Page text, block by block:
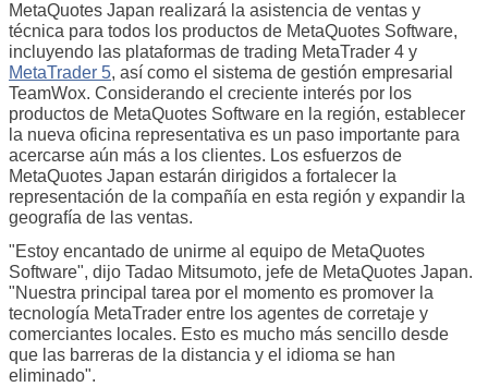
MetaQuotes Japan realizará la asistencia de ventas y
técnica para todos los productos de MetaQuotes Software,
incluyendo las plataformas de trading MetaTrader 4 y
MetaTrader 5, así como el sistema de gestión empresarial
TeamWox. Considerando el creciente interés por los
productos de MetaQuotes Software en la región, establecer
la nueva oficina representativa es un paso importante para
acercarse aún más a los clientes. Los esfuerzos de
MetaQuotes Japan estarán dirigidos a fortalecer la
representación de la compañía en esta región y expandir la
geografía de las ventas.
"Estoy encantado de unirme al equipo de MetaQuotes
Software", dijo Tadao Mitsumoto, jefe de MetaQuotes Japan.
"Nuestra principal tarea por el momento es promover la
tecnología MetaTrader entre los agentes de corretaje y
comerciantes locales. Esto es mucho más sencillo desde
que las barreras de la distancia y el idioma se han
eliminado".